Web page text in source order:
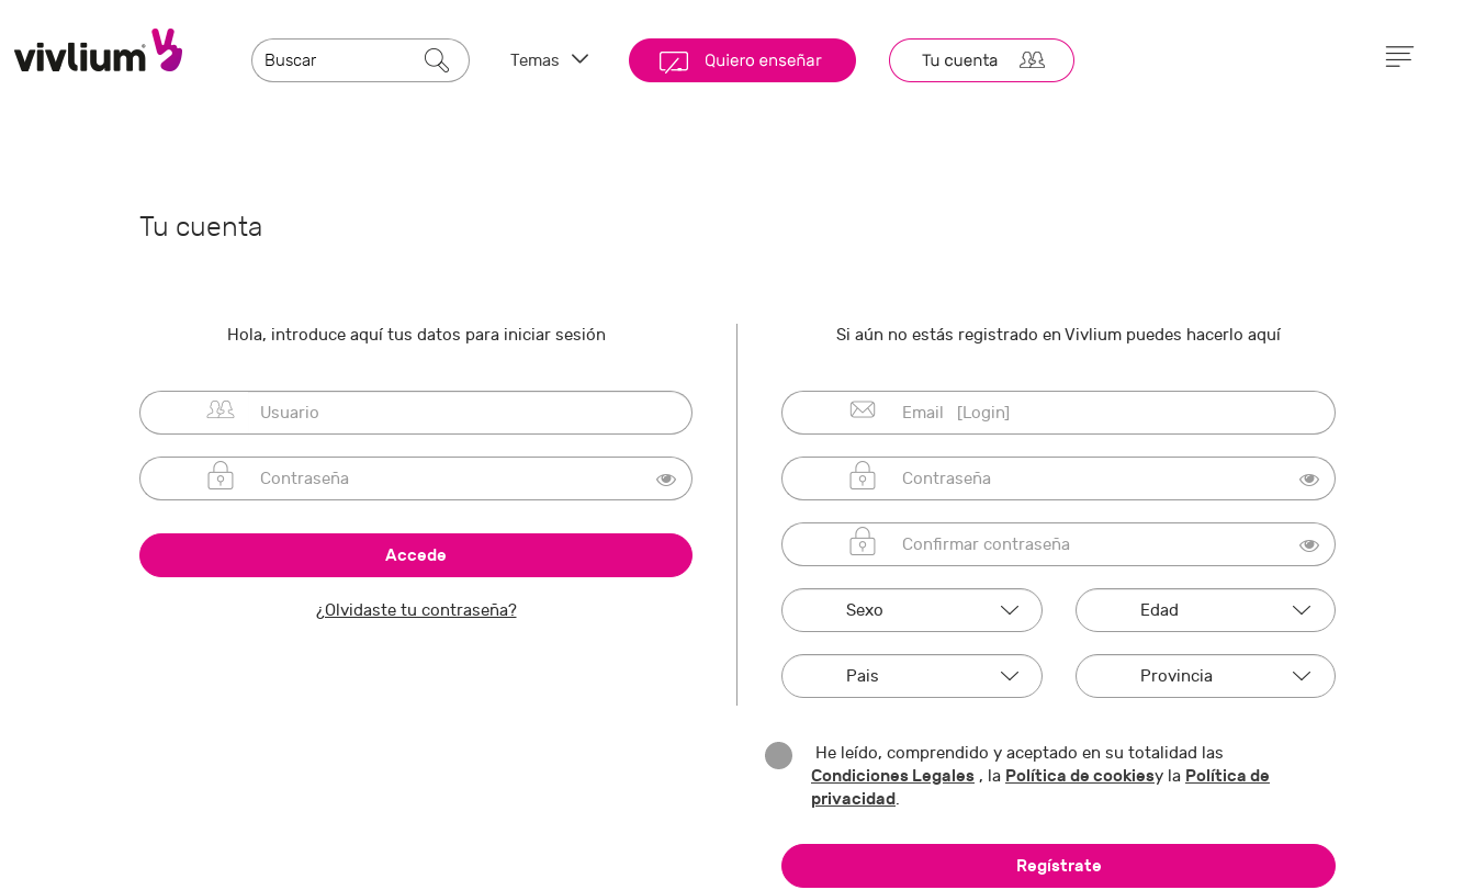
Temas
Tu cuenta
Hola, introduce aquí tus datos para iniciar sesión
¿Olvidaste tu contraseña?
Si aún no estás registrado en Vivlium puedes hacerlo aquí
He leído, comprendido y aceptado en su totalidad las
Condiciones Legales , la Política de cookiesy la Política de
privacidad.